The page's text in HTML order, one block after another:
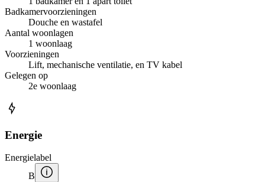
Badkamervoorzieningen
Douche en wastafel
Aantal woonlagen
1 woonlaag
Voorzieningen
Lift, mechanische ventilatie, en TV kabel
Gelegen op
2e woonlaag
Energie
Energielabel
B